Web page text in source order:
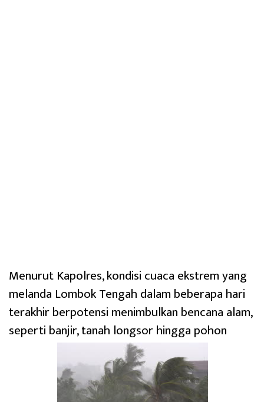
Menurut Kapolres, kondisi cuaca ekstrem yang
melanda Lombok Tengah dalam beberapa hari
terakhir berpotensi menimbulkan bencana alam,
seperti banjir, tanah longsor hingga pohon